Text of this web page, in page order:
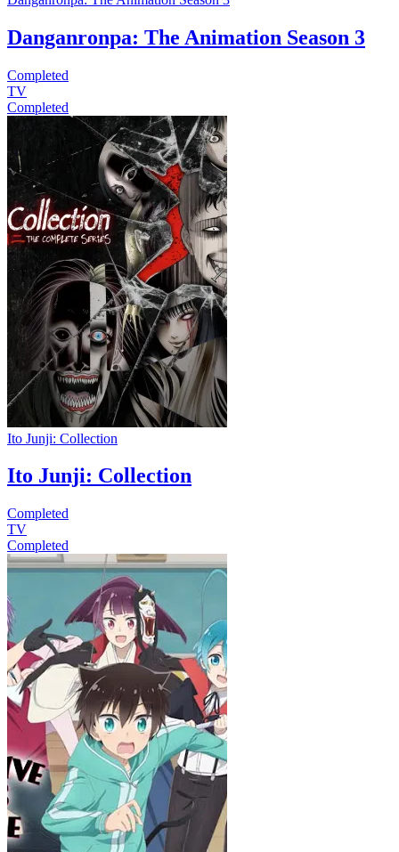
Danganronpa: The Animation Season 3
Completed
TV
Completed
Ito Junji: Collection
Ito Junji: Collection
Completed
TV
Completed